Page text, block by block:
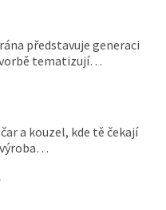
představuje generaci
tematizují…
a kouzel, kde tě čekají
výroba…